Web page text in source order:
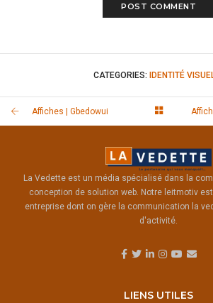
CATEGORIES: IDENTITÉ
Affiches | Gbedowui
La Vedette est un média spécialisé dans la
conception de solution web. Notre leitmotiv
entreprise dont on gère la communication la
d'activité.
LIENS UTILES